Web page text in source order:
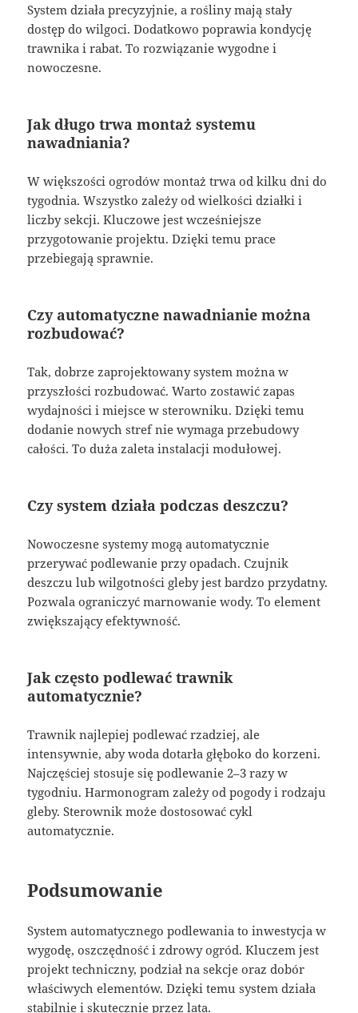
System działa precyzyjnie, a rośliny mają stały
dostęp do wilgoci. Dodatkowo poprawia kondycję
trawnika i rabat. To rozwiązanie wygodne i
nowoczesne.
Jak długo trwa montaż systemu
nawadniania?
W większości ogrodów montaż trwa od kilku dni do
tygodnia. Wszystko zależy od wielkości działki i
liczby sekcji. Kluczowe jest wcześniejsze
przygotowanie projektu. Dzięki temu prace
przebiegają sprawnie.
Czy automatyczne nawadnianie można
rozbudować?
Tak, dobrze zaprojektowany system można w
przyszłości rozbudować. Warto zostawić zapas
wydajności i miejsce w sterowniku. Dzięki temu
dodanie nowych stref nie wymaga przebudowy
całości. To duża zaleta instalacji modułowej.
Czy system działa podczas deszczu?
Nowoczesne systemy mogą automatycznie
przerywać podlewanie przy opadach. Czujnik
deszczu lub wilgotności gleby jest bardzo przydatny.
Pozwala ograniczyć marnowanie wody. To element
zwiększający efektywność.
Jak często podlewać trawnik
automatycznie?
Trawnik najlepiej podlewać rzadziej, ale
intensywnie, aby woda dotarła głęboko do korzeni.
Najczęściej stosuje się podlewanie 2–3 razy w
tygodniu. Harmonogram zależy od pogody i rodzaju
gleby. Sterownik może dostosować cykl
automatycznie.
Podsumowanie
System automatycznego podlewania to inwestycja w
wygodę, oszczędność i zdrowy ogród. Kluczem jest
projekt techniczny, podział na sekcje oraz dobór
właściwych elementów. Dzięki temu system działa
stabilnie i skutecznie przez lata.